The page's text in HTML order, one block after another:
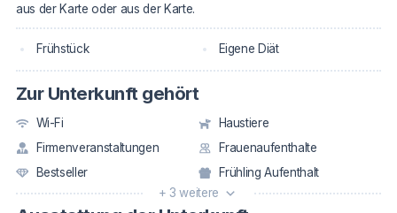
aus der Karte oder aus der Karte.
Frühstück Eigene Diät
Zur Unterkunft gehört
Wi-Fi
Haustiere
Firmenveranstaltungen
Frauenaufenthalte
Bestseller
Frühling Aufenthalt
+ 3 weitere